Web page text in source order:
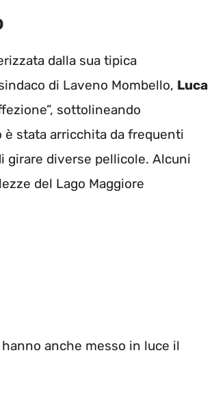
dalla sua tipica
di Laveno Mombello, Luca
sottolineando
è stata arricchita da frequenti
girare diverse pellicole. Alcuni
del Lago Maggiore
anche messo in luce il